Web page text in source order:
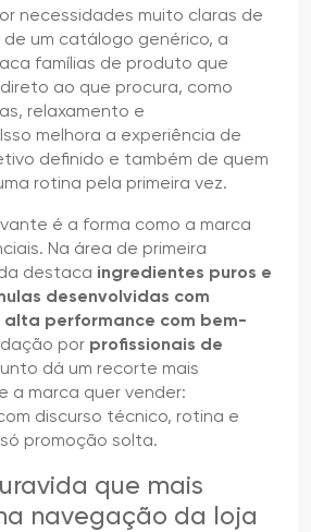
necessidades muito claras de
de um catálogo genérico, a
famílias de produto que
ao que procura, como
relaxamento e
melhora a experiência de
definido e também de quem
rotina pela primeira vez.
é a forma como a marca
Na área de primeira
destaca ingredientes puros e
desenvolvidas com
alta performance com bem-
por profissionais de
dá um recorte mais
a marca quer vender:
discurso técnico, rotina e
promoção solta.
que mais
navegação da loja